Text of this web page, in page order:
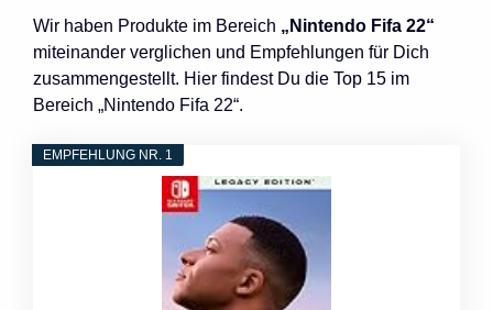
Wir haben Produkte im Bereich „Nintendo Fifa 22“
miteinander verglichen und Empfehlungen für Dich
zusammengestellt. Hier findest Du die Top 15 im
Bereich „Nintendo Fifa 22“.
EMPFEHLUNG NR. 1